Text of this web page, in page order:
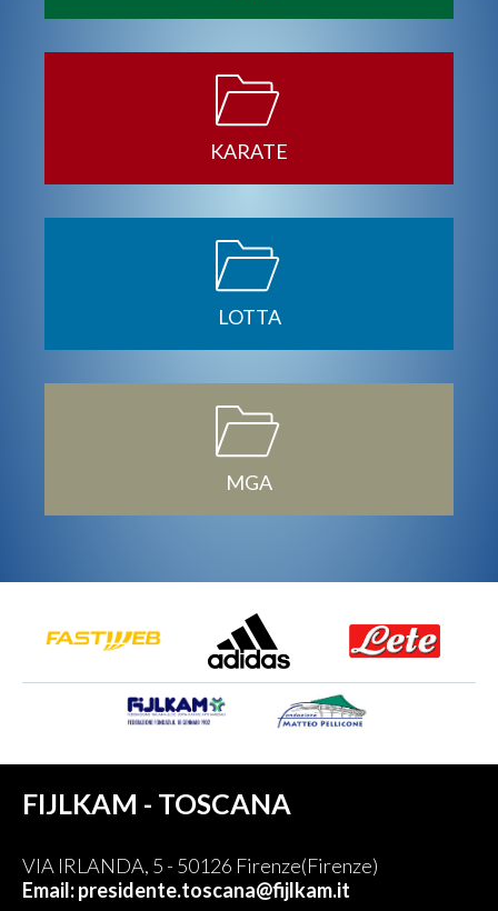
KARATE
LOTTA
MGA
FIJLKAM - TOSCANA
VIA IRLANDA, 5 - 50126 Firenze(Firenze)
Email: presidente.toscana@fijlkam.it